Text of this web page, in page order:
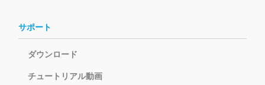
サポート
ダウンロード
チュートリアル動画